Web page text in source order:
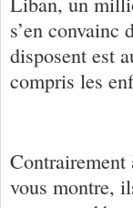
s’en convainc
disposent est
compris les
Contrairement
vous montre,